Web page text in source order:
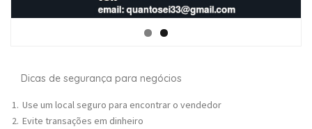
Dicas de segurança para negócios
Use um local seguro para encontrar o vendedor
Evite transações em dinheiro